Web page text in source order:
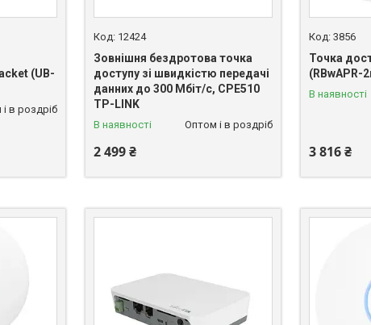
(UB-
в роздріб
12424
Зовнішня бездротова точка
доступу зі швидкістю передачі
данних до 300 Мбіт/с, CPE510
TP-LINK
В наявності Оптом і в роздріб
2 499 ₴
3856
Точка
(RBwAPR-
В наявності
3 816 ₴